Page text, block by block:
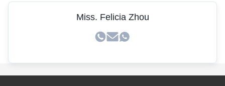
Miss. Felicia Zhou